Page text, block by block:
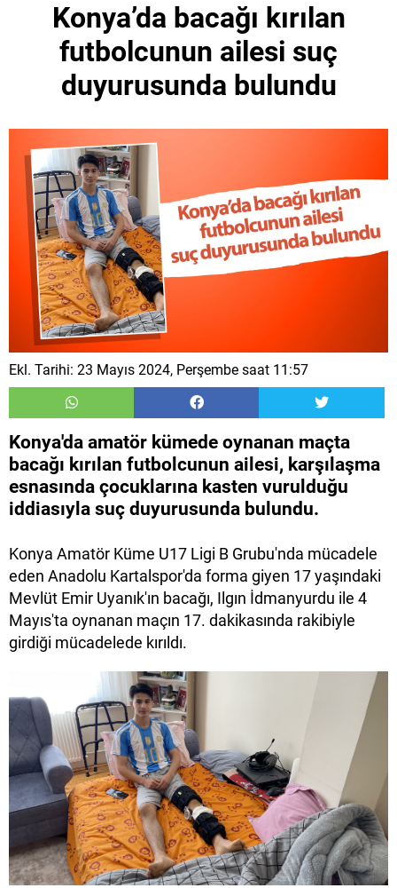
Konya’da bacağı kırılan
futbolcunun ailesi suç
duyurusunda bulundu
Ekl. Tarihi: 23 Mayıs 2024, Perşembe saat 11:57
Konya'da amatör kümede oynanan maçta
bacağı kırılan futbolcunun ailesi, karşılaşma
esnasında çocuklarına kasten vurulduğu
iddiasıyla suç duyurusunda bulundu.
Konya Amatör Küme U17 Ligi B Grubu'nda mücadele
eden Anadolu Kartalspor'da forma giyen 17 yaşındaki
Mevlüt Emir Uyanık'ın bacağı, Ilgın İdmanyurdu ile 4
Mayıs'ta oynanan maçın 17. dakikasında rakibiyle
girdiği mücadelede kırıldı.